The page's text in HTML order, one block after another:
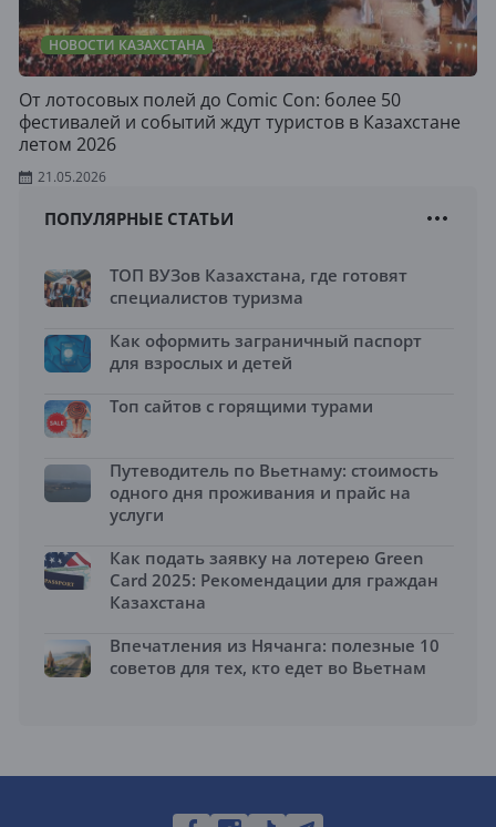
НОВОСТИ КАЗАХСТАНА
От лотосовых полей до Comic Con: более 50
фестивалей и событий ждут туристов в Казахстане
летом 2026
21.05.2026
ПОПУЛЯРНЫЕ СТАТЬИ
ТОП ВУЗов Казахстана, где готовят
специалистов туризма
Как оформить заграничный паспорт
для взрослых и детей
Топ сайтов с горящими турами
Путеводитель по Вьетнаму: стоимость
одного дня проживания и прайс на
услуги
Как подать заявку на лотерею Green
Card 2025: Рекомендации для граждан
Казахстана
Впечатления из Нячанга: полезные 10
советов для тех, кто едет во Вьетнам